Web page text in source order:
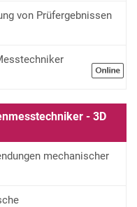
von Prüfergebnissen
- 3D
mechanischer